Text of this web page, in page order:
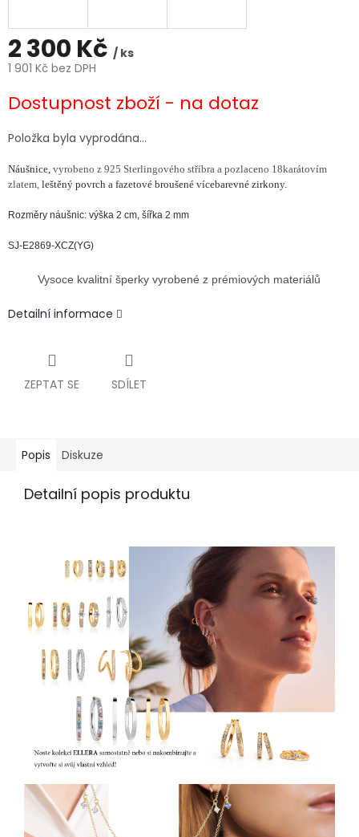
2 300 Kč / ks
1 901 Kč bez DPH
cena:
Dostupnost zboží - na dotaz
Položka byla vyprodána…
Náušnice, vyrobeno z 925 Sterlingového stříbra a pozlaceno 18karátovím
zlatem, leštěný povrch a fazetové broušené vícebarevné zirkony.
Rozměry náušnic: výška 2 cm, šířka 2 mm
SJ-E2869-XCZ(YG)
Vysoce kvalitní šperky vyrobené z prémiových materiálů
Detailní informace
ZEPTAT SE SDÍLET
Popis Diskuze
Detailní popis produktu